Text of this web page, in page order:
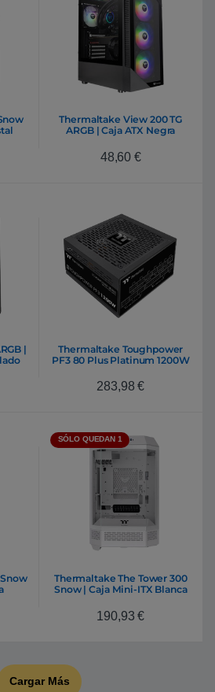
Thermaltake View 200 TG
ARGB | Caja ATX Negra
48,60 €
|
Thermaltake Toughpower
PF3 80 Plus Platinum 1200W
Full Modular
283,98€
SÓLO QUEDAN 1
Thermaltake The Tower 300
Snow | Caja Mini-ITX Blanca
190,93€
Cargar Más